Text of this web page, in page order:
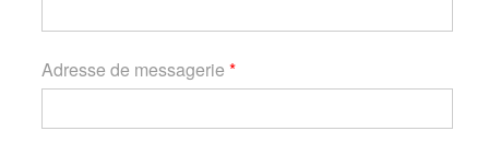
Adresse de messagerie *